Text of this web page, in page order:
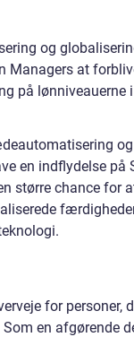
og
Managers at
på lønniveauerne
og
en indflydelse på
større chance for
for personer,
en afgørende